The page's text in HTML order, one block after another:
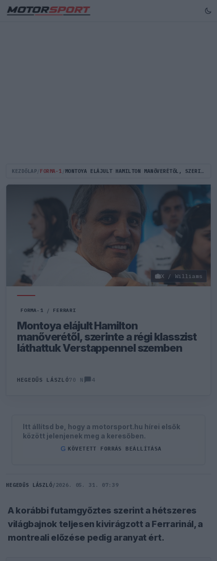
KEZDŐLAP FORMA-1 MONTOYA ELÁJULT HAMILTON MANŐVERÉTŐL, SZERINTE A RÉGI KLASSZIST LÁTHATTUK VERSTAPPENNEL SZEMBEN
X / Williams
FORMA-1 / FERRARI
Montoya elájult Hamilton
manőverétől, szerinte a régi klasszist
láthattuk Verstappennel szemben
HEGEDŰS LÁSZLÓ70 N 4
Itt állítsd be, hogy a motorsport.hu hírei elsők
között jelenjenek meg a keresőben.
G KÖVETETT FORRÁS BEÁLLÍTÁSA
HEGEDŰS LÁSZLÓ/ 2026. 05. 31. 07:39
A korábbi futamgyőztes szerint a hétszeres
világbajnok teljesen kivirágzott a Ferrarinál, a
montreali előzése pedig aranyat ért.